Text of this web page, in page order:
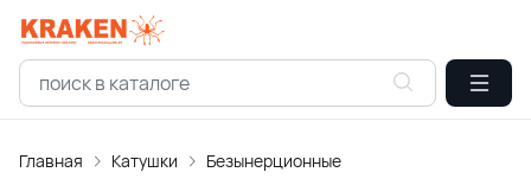
Главная Катушки Безынерционные